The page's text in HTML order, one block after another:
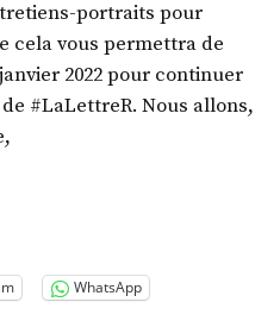
portraits pour
cela vous permettra de
2022 pour continuer
#LaLettreR. Nous allons,
WhatsApp